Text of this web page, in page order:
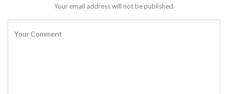
Your email address will not be published.